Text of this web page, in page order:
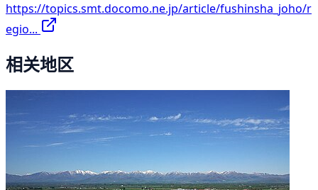
https://topics.smt.docomo.ne.jp/article/fushinsha_joho/r
egio...
相关地区